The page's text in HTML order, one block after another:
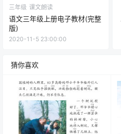
三年级 课文朗读
语文三年级上册电子教材(完整
版)
2020-11-5 23:00:00
猜你喜欢